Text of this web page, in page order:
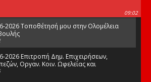
09:02
2026 Τοποθέτησή μου στην Ολομέλεια
2026 Επιτροπή Δημ. Επιχειρήσεων,
Οργαν. Κοιν. Ωφελείας και
Κοινων. Ασφάλισης